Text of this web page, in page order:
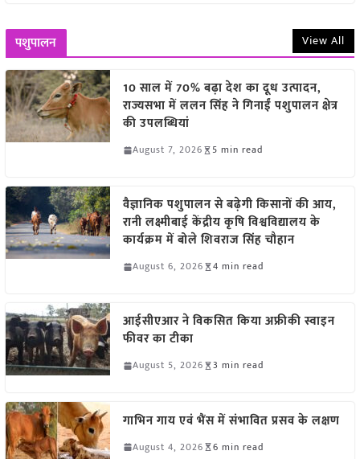
पशुपालन View All
10 साल में 70% बढ़ा देश का दूध उत्पादन,
राज्यसभा में ललन सिंह ने गिनाईं पशुपालन क्षेत्र
की उपलब्धियां
August 7, 2026 5 min read
वैज्ञानिक पशुपालन से बढ़ेगी किसानों की आय,
रानी लक्ष्मीबाई केंद्रीय कृषि विश्वविद्यालय के
कार्यक्रम में बोले शिवराज सिंह चौहान
August 6, 2026 4 min read
आईसीएआर ने विकसित किया अफ्रीकी स्वाइन
फीवर का टीका
August 5, 2026 3 min read
गाभिन गाय एवं भैंस में संभावित प्रसव के लक्षण
August 4, 2026 6 min read